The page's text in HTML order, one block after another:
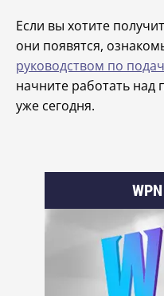
Если вы хотите
они появятся,
руководством по
начните работать над
уже сегодня.